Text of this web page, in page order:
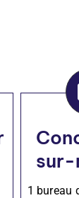
sur-
1 bureau